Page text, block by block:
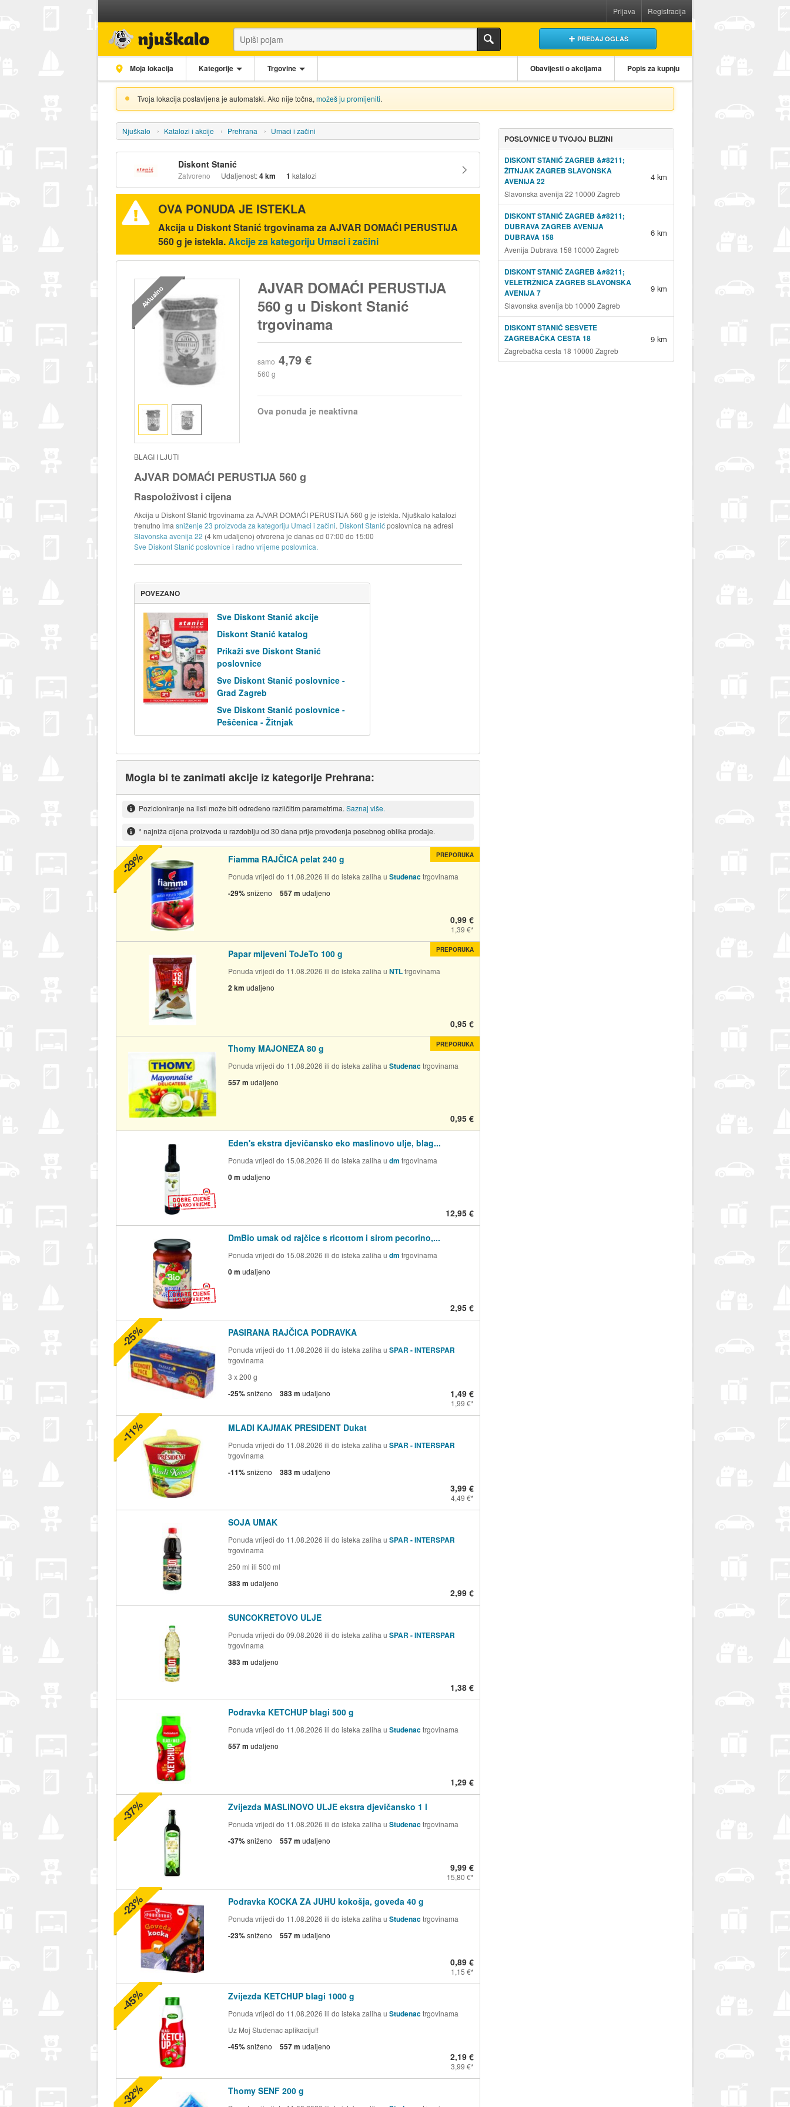
Prijava Registracija
PREDAJ OGLAS
Moja lokacija Kategorije Trgovine Obavijesti o akcijama Popis za kupnju
Tvoja lokacija postavljena je automatski. Ako nije točna, možeš ju promijeniti.
Njuškalo Katalozi i akcije Prehrana Umaci i začini
Diskont Stanić
Zatvoreno Udaljenost:4 km 1 katalozi
OVA PONUDA JE ISTEKLA
Akcija u Diskont Stanić trgovinama za AJVAR DOMAĆI PERUSTIJA
560 g je istekla.Akcije za kategoriju Umaci i začini
Aktualno
AJVAR DOMAĆI PERUSTIJA
560 g u Diskont Stanić
trgovinama
samo 4,79 €
560 g
Ova ponuda je neaktivna
BLAGI I LJUTI
AJVAR DOMAĆI PERUSTIJA 560 g
Raspoloživost i cijena
Akcija u Diskont Stanić trgovinama za AJVAR DOMAĆI PERUSTIJA 560 g je istekla. Njuškalo katalozi
trenutno ima sniženje 23 proizvoda za kategoriju Umaci i začini. Diskont Stanićposlovnica na adresi
Slavonska avenija 22 (4 km udaljeno) otvorena je danas od 07:00 do 15:00
Sve Diskont Stanić poslovnice i radno vrijeme poslovnica.
POVEZANO
Sve Diskont Stanić akcije
Diskont Stanić katalog
Prikaži sve Diskont Stanić
poslovnice
Sve Diskont Stanić poslovnice -
Grad Zagreb
Sve Diskont Stanić poslovnice -
Peščenica - Žitnjak
Mogla bi te zanimati akcije iz kategorije Prehrana:
Pozicioniranje na listi može biti određeno različitim parametrima. Saznaj više.
* najniža cijena proizvoda u razdoblju od 30 dana prije provođenja posebnog oblika prodaje.
Fiamma RAJČICA pelat 240 g
Ponuda vrijedi do 11.08.2026 ili do isteka zaliha u Studenactrgovinama
-29%sniženo 557 m udaljeno
0,99 €
1,39 €
PREPORUKA
-29%
Papar mljeveni ToJeTo 100 g
Ponuda vrijedi do 11.08.2026 ili do isteka zaliha u NTLtrgovinama
2 km udaljeno
0,95 €
PREPORUKA
Thomy MAJONEZA 80 g
Ponuda vrijedi do 11.08.2026 ili do isteka zaliha u Studenactrgovinama
557 m udaljeno
0,95 €
PREPORUKA
Eden's ekstra djevičansko eko maslinovo ulje, blag...
Ponuda vrijedi do 15.08.2026 ili do isteka zaliha u dm trgovinama
0 m udaljeno
12,95 €
DmBio umak od rajčice s ricottom i sirom pecorino,...
Ponuda vrijedi do 15.08.2026 ili do isteka zaliha u dm trgovinama
0 m udaljeno
2,95 €
PASIRANA RAJČICA PODRAVKA
Ponuda vrijedi do 11.08.2026 ili do isteka zaliha u SPAR - INTERSPAR
trgovinama
3 x 200 g
-25%sniženo 383 m udaljeno 1,49 €
1,99 €
-25%
MLADI KAJMAK PRESIDENT Dukat
Ponuda vrijedi do 11.08.2026 ili do isteka zaliha u SPAR - INTERSPAR
trgovinama
-11%sniženo 383 m udaljeno
3,99 €
4,49 €
-11%
SOJA UMAK
Ponuda vrijedi do 11.08.2026 ili do isteka zaliha u SPAR - INTERSPAR
trgovinama
250 ml ili 500 ml
383 m udaljeno
2,99 €
SUNCOKRETOVO ULJE
Ponuda vrijedi do 09.08.2026 ili do isteka zaliha u SPAR - INTERSPAR
trgovinama
383 m udaljeno
1,38 €
Podravka KETCHUP blagi 500 g
Ponuda vrijedi do 11.08.2026 ili do isteka zaliha u Studenactrgovinama
557 m udaljeno
1,29 €
Zvijezda MASLINOVO ULJE ekstra djevičansko 1 l
Ponuda vrijedi do 11.08.2026 ili do isteka zaliha u Studenactrgovinama
-37%sniženo 557 m udaljeno
9,99 €
15,80 €
-37%
Podravka KOCKA ZA JUHU kokošja, goveđa 40 g
Ponuda vrijedi do 11.08.2026 ili do isteka zaliha u Studenactrgovinama
-23%sniženo 557 m udaljeno
0,89 €
1,15 €
-23%
Zvijezda KETCHUP blagi 1000 g
Ponuda vrijedi do 11.08.2026 ili do isteka zaliha u Studenactrgovinama
Uz Moj Studenac aplikaciju!!
-45%sniženo 557 m udaljeno
2,19 €
3,99 €
-45%
Thomy SENF 200 g
-32%
POSLOVNICE U TVOJOJ BLIZINI
DISKONT STANIĆ ZAGREB &#8211;
ŽITNJAK ZAGREB SLAVONSKA
AVENIJA 22
Slavonska avenija 22 10000 Zagreb
4 km
DISKONT STANIĆ ZAGREB &#8211;
DUBRAVA ZAGREB AVENIJA
DUBRAVA 158
Avenija Dubrava 158 10000 Zagreb
6 km
DISKONT STANIĆ ZAGREB &#8211;
VELETRŽNICA ZAGREB SLAVONSKA
AVENIJA 7
Slavonska avenija bb 10000 Zagreb
9 km
DISKONT STANIĆ SESVETE
ZAGREBAČKA CESTA 18
Zagrebačka cesta 18 10000 Zagreb
9 km